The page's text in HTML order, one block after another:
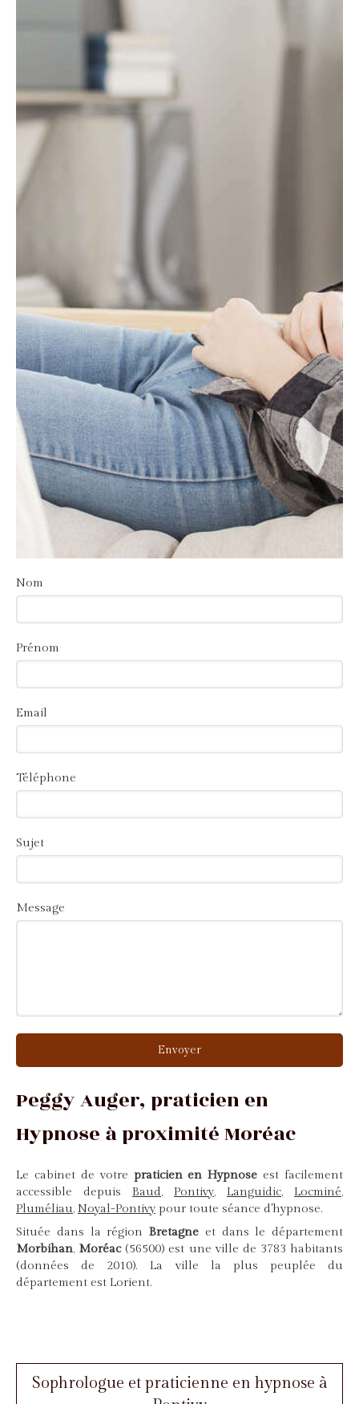
Nom
Prénom
Email
Téléphone
Sujet
Message
Envoyer
Peggy Auger, praticien en
Hypnose à proximité Moréac
Le cabinet de votre praticien en Hypnose est facilement
accessible depuis Baud, Pontivy, Languidic, Locminé,
Pluméliau, Noyal-Pontivy pour toute séance d'hypnose.
Située dans la région Bretagne et dans le département
Morbihan, Moréac(56500) est une ville de 3783 habitants
(données de 2010). La ville la plus peuplée du
département est Lorient.
Sophrologue et praticienne en hypnose à